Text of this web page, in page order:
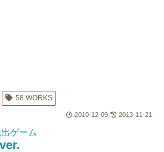
58 WORKS
2010-12-09 2013-11-21
ゲーム